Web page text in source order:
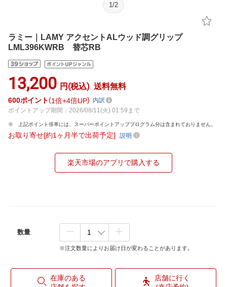
1 /2
ラミー｜LAMY アクセントALウッド調グリップ
LML396KWRB 替芯RB
13,200 円(税込) 送料無料
600ポイント 1倍 4倍UP
内訳
ポイントアップ期間：2026/08/11(火) 01:59まで
上記ポイント倍率には、スーパーポイントアッププログラム分は含まれておりません。
お取り寄せ[約1ヶ月半で出荷予定] 説明
楽天市場のアプリで購入する
数量
※注文数量によりお届け日が変わることがあります。
在庫のある
店舗に行く